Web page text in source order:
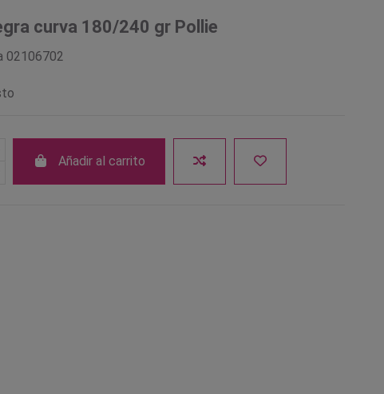
curva 180/240 gr Pollie
02106702
Añadir al carrito